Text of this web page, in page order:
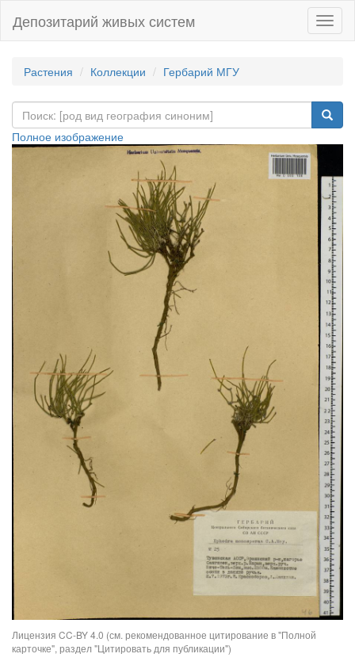
Депозитарий живых систем
Растения Коллекции Гербарий МГУ
Полное изображение
Лицензия CC-BY 4.0 (см. рекомендованное цитирование в "Полной
карточке", раздел "Цитировать для публикации")